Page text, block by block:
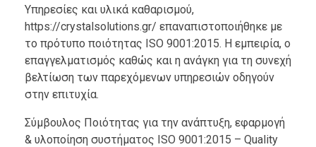
Υπηρεσίες και υλικά καθαρισμού,
https://crystalsolutions.gr/ επαναπιστοποιήθηκε με
το πρότυπο ποιότητας ISO 9001:2015. Η εμπειρία, ο
επαγγελματισμός καθώς και η ανάγκη για τη συνεχή
βελτίωση των παρεχόμενων υπηρεσιών οδηγούν
στην επιτυχία.
Σύμβουλος Ποιότητας για την ανάπτυξη, εφαρμογή
& υλοποίηση συστήματος ISO 9001:2015 – Quality